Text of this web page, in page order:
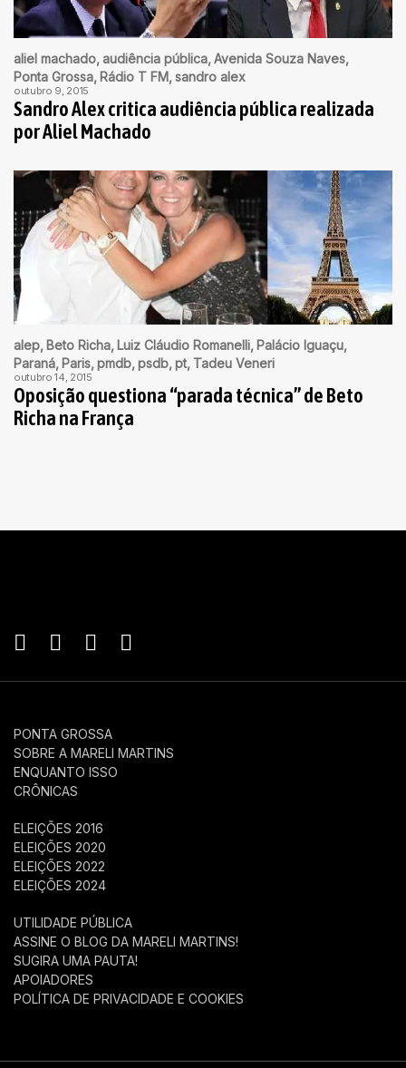
aliel machado audiência pública Avenida Souza Naves
Ponta Grossa Rádio T FM sandro alex
outubro 9, 2015
Sandro Alex critica audiência pública realizada
por Aliel Machado
alep Beto Richa Luiz Cláudio Romanelli Palácio Iguaçu
Paraná Paris pmdb psdb pt Tadeu Veneri
outubro 14, 2015
Oposição questiona “parada técnica” de Beto
Richa na França
PONTA GROSSA
SOBRE A MARELI MARTINS
ENQUANTO ISSO
CRÔNICAS
ELEIÇÕES 2016
ELEIÇÕES 2020
ELEIÇÕES 2022
ELEIÇÕES 2024
UTILIDADE PÚBLICA
ASSINE O BLOG DA MARELI MARTINS!
SUGIRA UMA PAUTA!
APOIADORES
POLÍTICA DE PRIVACIDADE E COOKIES